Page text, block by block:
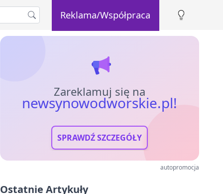
Reklama/Współpraca
Zareklamuj się na
newsynowodworskie.pl!
SPRAWDŹ SZCZEGÓŁY
autopromocja
Ostatnie Artykuły